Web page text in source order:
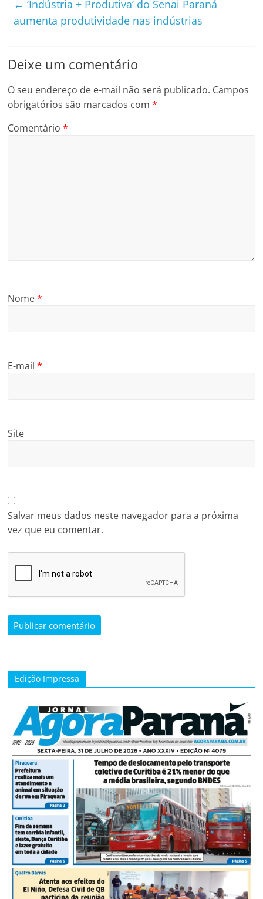
← ‘Indústria + Produtiva’ do Senai Paraná
aumenta produtividade nas indústrias
Deixe um comentário
O seu endereço de e-mail não será publicado. Campos
obrigatórios são marcados com*
Comentário*
Nome*
E-mail*
Site
Salvar meus dados neste navegador para a próxima
vez que eu comentar.
Edição Impressa